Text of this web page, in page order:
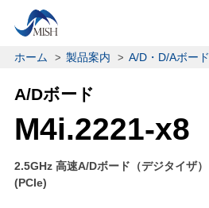
ホーム 製品案内 A/D・D/Aボード
A/Dボード
M4i.2221-x8
2.5GHz 高速A/Dボード（デジタイザ）
(PCIe)